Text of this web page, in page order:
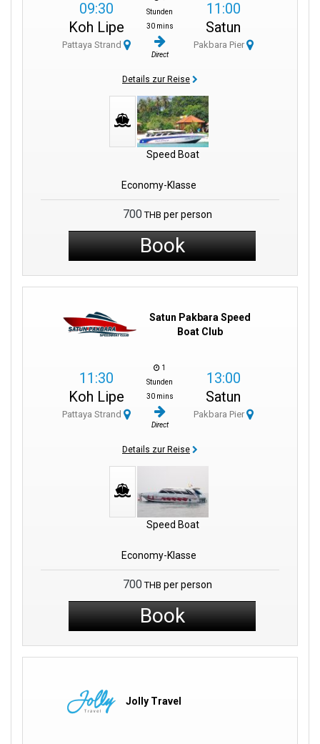
09:30
Koh Lipe
Pattaya Strand
Stunden
30 mins
Direct
11:00
Satun
Pakbara Pier
Details zur Reise
Speed Boat
Economy-Klasse
700 THB per person
Book
Satun Pakbara Speed
Boat Club
11:30
Koh Lipe
Pattaya Strand
1
Stunden
30 mins
Direct
13:00
Satun
Pakbara Pier
Details zur Reise
Speed Boat
Economy-Klasse
700 THB per person
Book
Jolly Travel